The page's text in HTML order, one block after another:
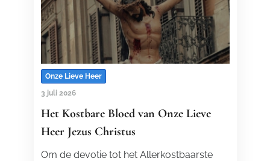
Onze Lieve Heer
3 juli 2026
Het Kostbare Bloed van Onze Lieve
Heer Jezus Christus
Om de devotie tot het Allerkostbaarste